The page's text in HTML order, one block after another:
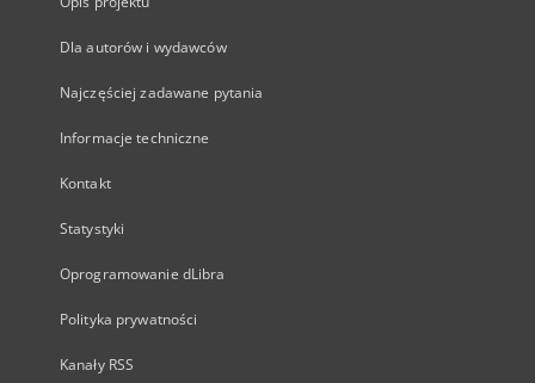
Dla autorów i wydawców
Najczęściej zadawane pytania
Informacje techniczne
Kontakt
Statystyki
Oprogramowanie dLibra
Polityka prywatności
Kanały RSS